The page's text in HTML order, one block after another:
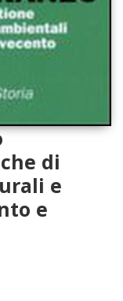
di
e
e